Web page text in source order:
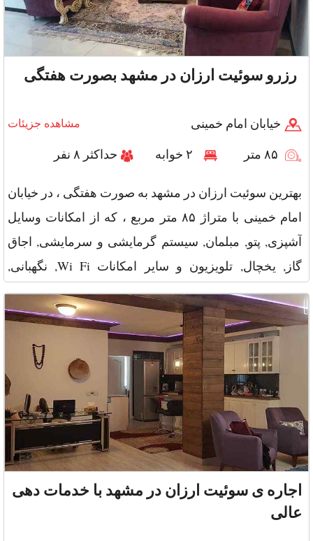
رزرو سوئیت ارزان در مشهد بصورت هفتگی
خیابان امام خمینی مشاهده جزیئات
حداکثر ۸ نفر
بهترین سوئیت ارزان در مشهد به صورت هفتگی ، در خیابان
امام خمینی با متراژ ۸۵ متر مربع ، که از امکانات وسایل
آشپزی, پتو, مبلمان, سیستم گرمایشی و سرمایشی, اجاق
گاز, یخچال, تلویزیون و سایر امکانات Wi Fi, نگهبانی,
پارکینگ, تو
اجاره ی سوئیت ارزان در مشهد با خدمات دهی
عالی